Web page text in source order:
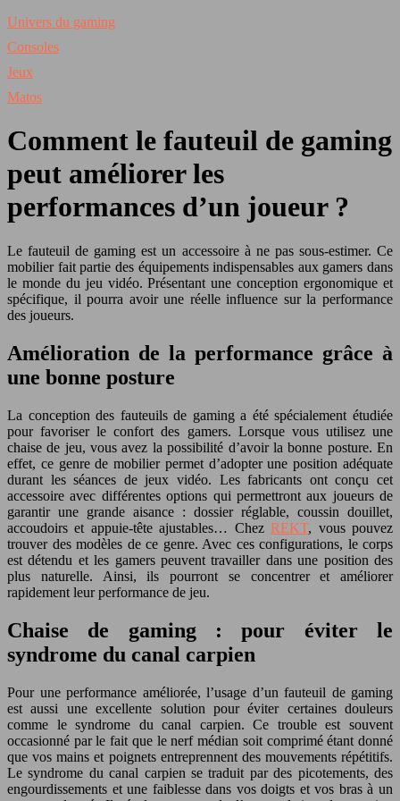
Univers du gaming
Consoles
Jeux
Matos
Comment le fauteuil de gaming
peut améliorer les
performances d’un joueur ?
Le fauteuil de gaming est un accessoire à ne pas sous-estimer. Ce
mobilier fait partie des équipements indispensables aux gamers dans
le monde du jeu vidéo. Présentant une conception ergonomique et
spécifique, il pourra avoir une réelle influence sur la performance
des joueurs.
Amélioration de la performance grâce à
une bonne posture
La conception des fauteuils de gaming a été spécialement étudiée
pour favoriser le confort des gamers. Lorsque vous utilisez une
chaise de jeu, vous avez la possibilité d’avoir la bonne posture. En
effet, ce genre de mobilier permet d’adopter une position adéquate
durant les séances de jeux vidéo. Les fabricants ont conçu cet
accessoire avec différentes options qui permettront aux joueurs de
garantir une grande aisance : dossier réglable, coussin douillet,
accoudoirs et appuie-tête ajustables… ChezREKT, vous pouvez
trouver des modèles de ce genre. Avec ces configurations, le corps
est détendu et les gamers peuvent travailler dans une position des
plus naturelle. Ainsi, ils pourront se concentrer et améliorer
rapidement leur performance de jeu.
Chaise de gaming : pour éviter le
syndrome du canal carpien
Pour une performance améliorée, l’usage d’un fauteuil de gaming
est aussi une excellente solution pour éviter certaines douleurs
comme le syndrome du canal carpien. Ce trouble est souvent
occasionné par le fait que le nerf médian soit comprimé étant donné
que vos mains et poignets entreprennent des mouvements répétitifs.
Le syndrome du canal carpien se traduit par des picotements, des
engourdissements et une faiblesse dans vos doigts et vos bras à un